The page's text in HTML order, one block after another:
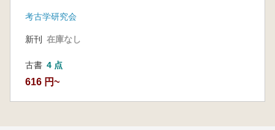
考古学研究会
新刊 在庫なし
古書 4 点
616 円~